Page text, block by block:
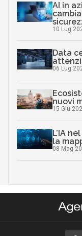
AI in
10 Lug
Data
06 Lug
nuovi
15 Giu
L’IA
la
08 Mag